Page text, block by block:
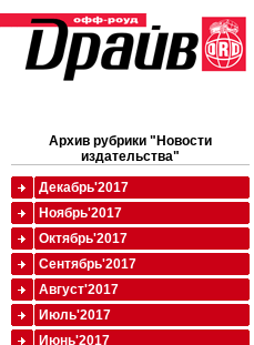
Архив рубрики "Новости
издательства"
Декабрь'2017
Ноябрь'2017
Октябрь'2017
Сентябрь'2017
Август'2017
Июль'2017
Июнь'2017